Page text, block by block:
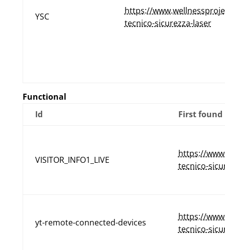
YSC
https://
tecnico-sicurezza-laser
Functional
Id
First found
VISITOR_INFO1_LIVE
https://
tecnico-
yt-remote-connected-devices
https://
tecnico-